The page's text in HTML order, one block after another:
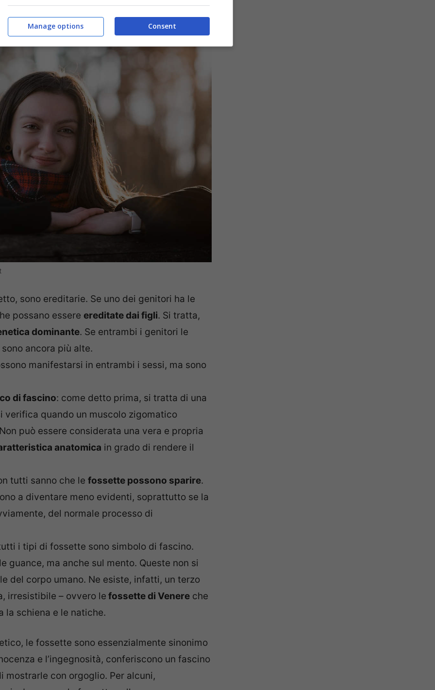
sono ereditarie. Se uno dei genitori ha le
possano essere ereditate dai figli. Si tratta,
dominante. Se entrambi i genitori le
ancora più alte.
manifestarsi in entrambi i sessi, ma sono
di fascino: come detto prima, si tratta di una
verifica quando un muscolo zigomatico
può essere considerata una vera e propria
anatomica in grado di rendere il
tutti sanno che le fossette possono sparire.
a diventare meno evidenti, soprattutto se la
del normale processo di
i tipi di fossette sono simbolo di fascino.
guance, ma anche sul mento. Queste non si
del corpo umano. Ne esiste, infatti, un terzo
irresistibile – ovvero le fossette di Venere che
la schiena e le natiche.
le fossette sono essenzialmente sinonimo
e l’ingegnosità, conferiscono un fascino
mostrarle con orgoglio. Per alcuni,
Consent
Manage options